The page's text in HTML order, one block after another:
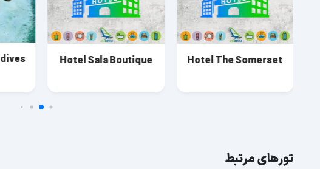
Hotel The Somerset
Hotel Sala Boutique
تورهای مرتبط